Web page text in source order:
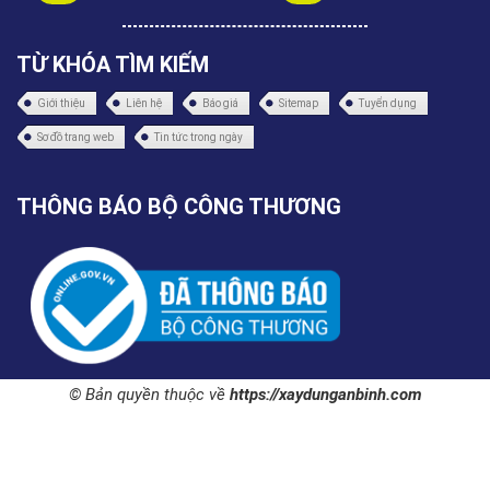
TỪ KHÓA TÌM KIẾM
Giới thiệu Liên hệ Báo giá Sitemap Tuyển dụng
Sơ đồ trang web Tin tức trong ngày
THÔNG BÁO BỘ CÔNG THƯƠNG
© Bản quyền thuộc về https://xaydunganbinh.com